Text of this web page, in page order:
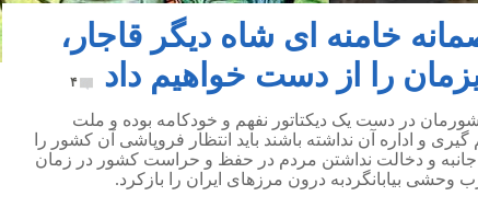
خامنه ای شاه دیگر قاجار،
را از دست خواهیم داد
۴
در دست یک دیکتاتور نفهم و خودکامه بوده و ملت
و اداره آن نداشته باشند باید انتظار فروپاشی آن کشور را
و دخالت نداشتن مردم در حفظ و حراست کشور در زمان
وحشی بیابانگردبه درون مرزهای ایران را بازکرد.